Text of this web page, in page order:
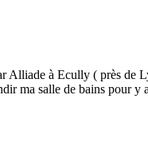
Alliade à Ecully ( près de
ma salle de bains pour y